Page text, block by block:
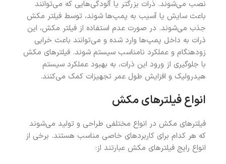
نصب می‌شوند. ذرات بزرگتر یا آلودگی‌هایی که می‌توانند
باعث سایش یا آسیب به پمپ‌ها شوند، توسط فیلتر مکش
جذب می‌شوند. در صورت عدم استفاده از فیلتر مکش، این
ذرات به داخل پمپ‌ها وارد شده و می‌توانند باعث خرابی
زودهنگام و عملکرد نامناسب سیستم شوند. فیلترهای مکش
با جلوگیری از ورود این ذرات، به بهبود عملکرد سیستم
هیدرولیک و افزایش طول عمر تجهیزات کمک می‌کنند.
انواع فیلترهای مکش
فیلترهای مکش در انواع مختلفی طراحی و تولید می‌شوند
که هر کدام برای کاربردهای خاصی مناسب هستند. برخی از
انواع رایج فیلترهای مکش عبارتند از: